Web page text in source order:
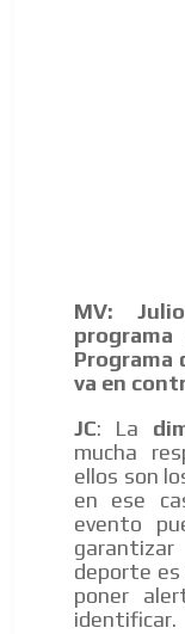
MV:
Programa
va en
JC: La
mucha
ellos son
en ese
evento
deporte
poner
identificar.